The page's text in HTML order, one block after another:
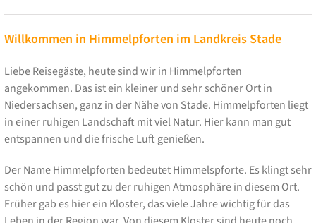
Willkommen in Himmelpforten im Landkreis Stade
Liebe Reisegäste, heute sind wir in Himmelpforten
angekommen. Das ist ein kleiner und sehr schöner Ort in
Niedersachsen, ganz in der Nähe von Stade. Himmelpforten liegt
in einer ruhigen Landschaft mit viel Natur. Hier kann man gut
entspannen und die frische Luft genießen.
Der Name Himmelpforten bedeutet Himmelspforte. Es klingt sehr
schön und passt gut zu der ruhigen Atmosphäre in diesem Ort.
Früher gab es hier ein Kloster, das viele Jahre wichtig für das